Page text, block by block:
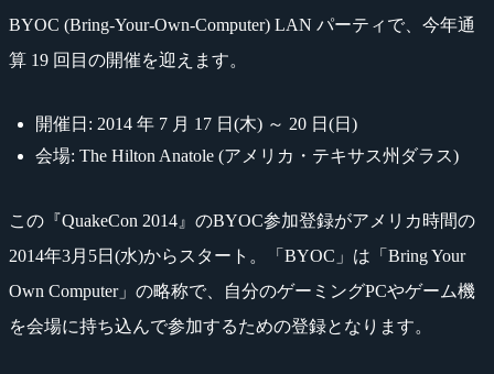
BYOC (Bring-Your-Own-Computer) LAN パーティで、今年通
算 19 回目の開催を迎えます。
開催日: 2014 年 7 月 17 日(木) ～ 20 日(日)
会場: The Hilton Anatole (アメリカ・テキサス州ダラス)
この『QuakeCon 2014』のBYOC参加登録がアメリカ時間の
2014年3月5日(水)からスタート。「BYOC」は「Bring Your
Own Computer」の略称で、自分のゲーミングPCやゲーム機
を会場に持ち込んで参加するための登録となります。